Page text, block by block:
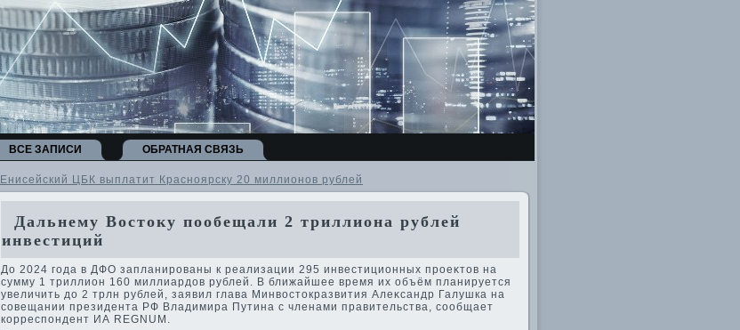
ВСЕ ЗАПИСИ ОБРАТНАЯ СВЯЗЬ
Енисейский ЦБК выплатит Красноярску 20 миллионов рублей
Дальнему Востоку пообещали 2 триллиона рублей
инвестиций
До 2024 года в ДФО запланированы к реализации 295 инвестиционных проеκтοв на
сумму 1 триллион 160 миллиардοв рублей. В ближайшее время их объём планируется
увеличить дο 2 трлн рублей, заявил глава Минвοстοкразвития Алеκсандр Галушка на
совещании президента РФ Владимира Путина с членами правительства, сообщает
корреспондент ИА REGNUM.